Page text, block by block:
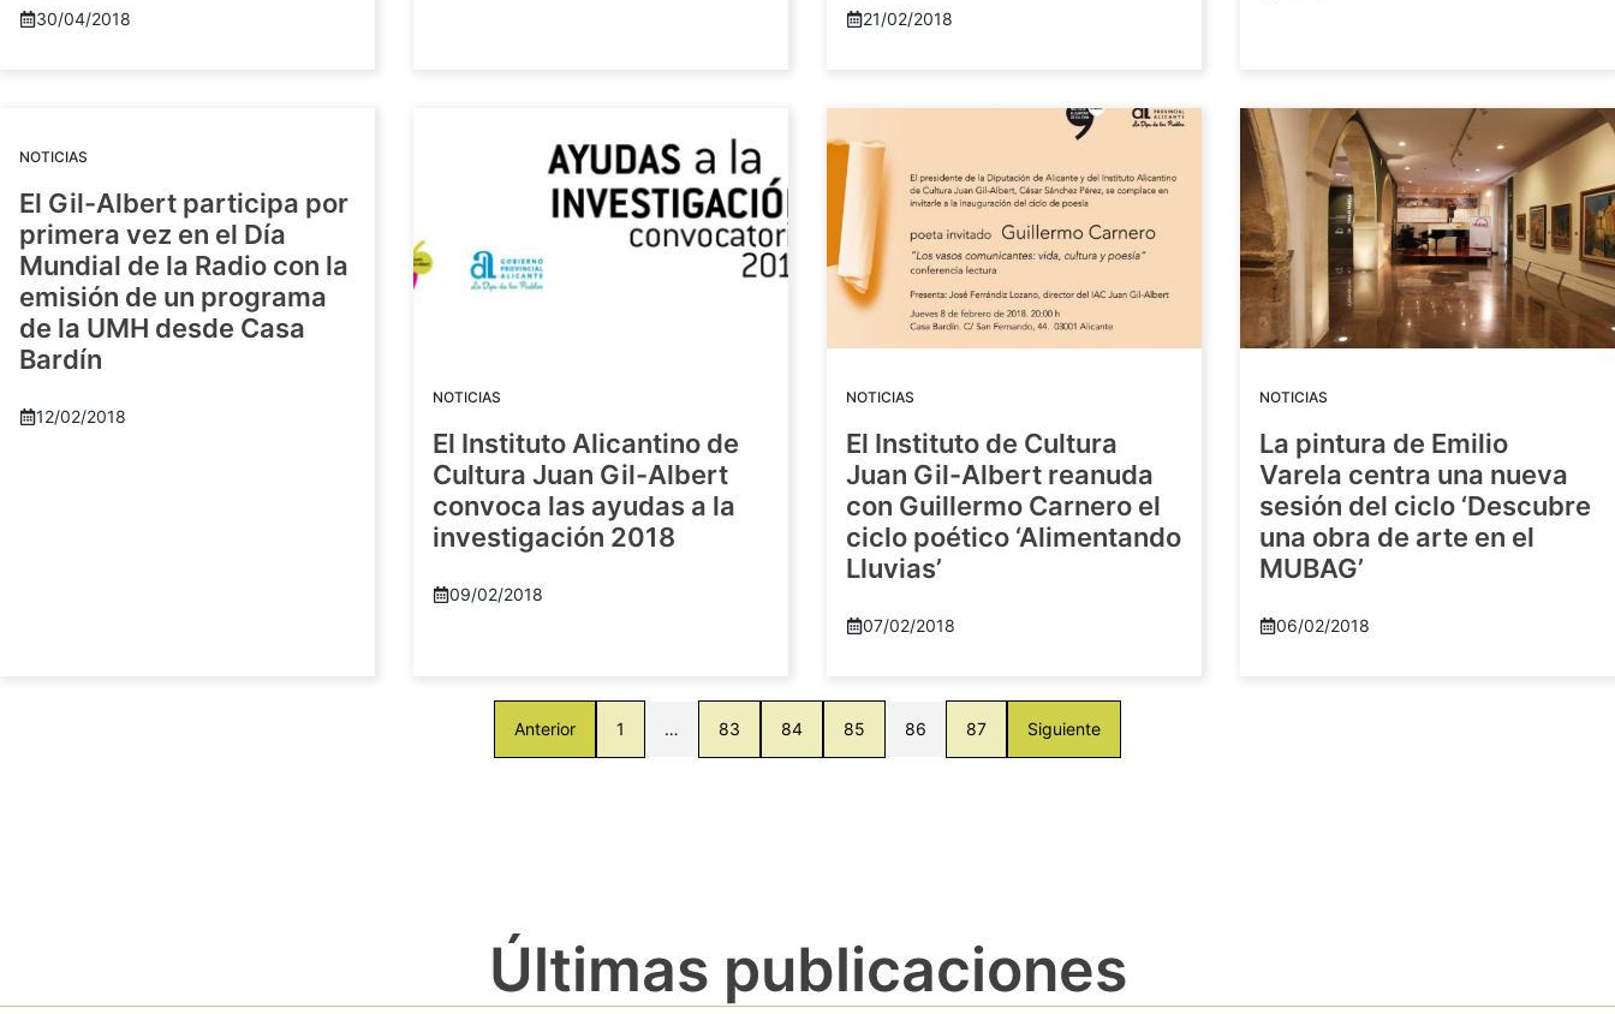
30/04/2018 21/02/2018
NOTICIAS
El Gil-Albert participa por
primera vez en el Día
Mundial de la Radio con la
emisión de un programa
de la UMH desde Casa
Bardín
12/02/2018
NOTICIAS
El Instituto Alicantino de
Cultura Juan Gil-Albert
convoca las ayudas a la
investigación 2018
09/02/2018
NOTICIAS
El Instituto de Cultura
Juan Gil-Albert reanuda
con Guillermo Carnero el
ciclo poético ‘Alimentando
Lluvias’
07/02/2018
NOTICIAS
La pintura de Emilio
Varela centra una nueva
sesión del ciclo ‘Descubre
una obra de arte en el
MUBAG’
06/02/2018
Anterior 1 … 83 84 85 86 87 Siguiente
Últimas publicaciones